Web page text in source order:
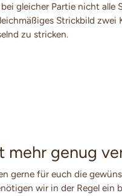
gleicher Partie nicht alle
Strickbild zwei
zu stricken.
mehr genug
gerne für euch die
wir in der Regel ein